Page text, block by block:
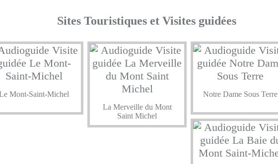
Sites Touristiques et Visites guidées
Mont-Saint-Michel
La Merveille du Mont
Saint Michel
Notre Dame Sous Terre